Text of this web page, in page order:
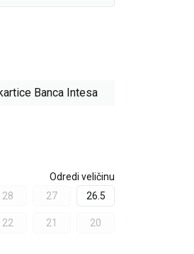
Banca Intesa
Odredi veličinu
28 27 26.5
22 21 20